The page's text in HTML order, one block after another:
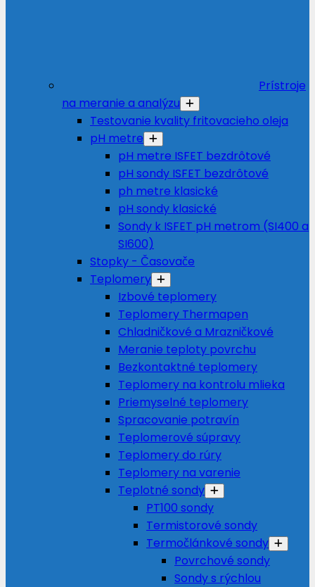
Prístroje
na meranie a analýzu
Testovanie kvality fritovacieho oleja
pH metre
pH metre ISFET bezdrôtové
pH sondy ISFET bezdrôtové
ph metre klasické
pH sondy klasické
Sondy k ISFET pH metrom (SI400 a
SI600)
Stopky - Časovače
Teplomery
Izbové teplomery
Teplomery Thermapen
Chladničkové a Mrazničkové
Meranie teploty povrchu
Bezkontaktné teplomery
Teplomery na kontrolu mlieka
Priemyselné teplomery
Spracovanie potravín
Teplomerové súpravy
Teplomery do rúry
Teplomery na varenie
Teplotné sondy
PT100 sondy
Termistorové sondy
Termočlánkové sondy
Povrchové sondy
Sondy s rýchlou